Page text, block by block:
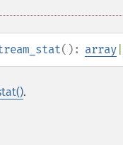
(): array
.